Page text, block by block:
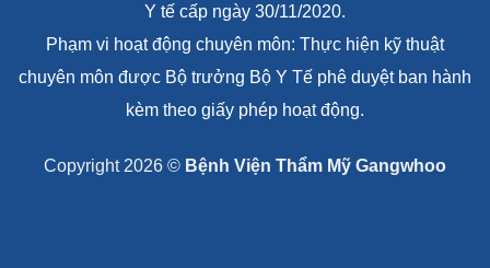
Y tế cấp ngày 30/11/2020.
Phạm vi hoạt động chuyên môn: Thực hiện kỹ thuật
chuyên môn được Bộ trưởng Bộ Y Tế phê duyệt ban hành
kèm theo giấy phép hoạt động.
Copyright 2026 © Bệnh Viện Thẩm Mỹ Gangwhoo